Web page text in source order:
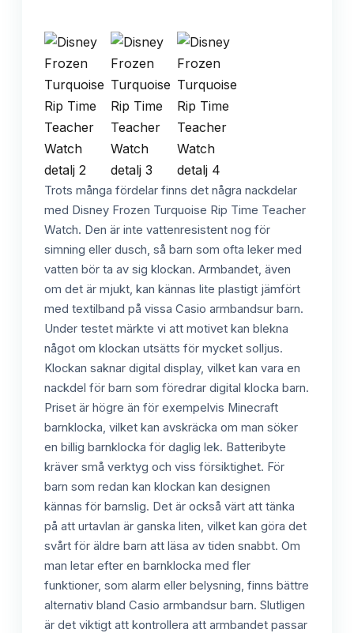
Trots många fördelar finns det några nackdelar
med Disney Frozen Turquoise Rip Time Teacher
Watch. Den är inte vattenresistent nog för
simning eller dusch, så barn som ofta leker med
vatten bör ta av sig klockan. Armbandet, även
om det är mjukt, kan kännas lite plastigt jämfört
med textilband på vissa Casio armbandsur barn.
Under testet märkte vi att motivet kan blekna
något om klockan utsätts för mycket solljus.
Klockan saknar digital display, vilket kan vara en
nackdel för barn som föredrar digital klocka barn.
Priset är högre än för exempelvis Minecraft
barnklocka, vilket kan avskräcka om man söker
en billig barnklocka för daglig lek. Batteribyte
kräver små verktyg och viss försiktighet. För
barn som redan kan klockan kan designen
kännas för barnslig. Det är också värt att tänka
på att urtavlan är ganska liten, vilket kan göra det
svårt för äldre barn att läsa av tiden snabbt. Om
man letar efter en barnklocka med fler
funktioner, som alarm eller belysning, finns bättre
alternativ bland Casio armbandsur barn. Slutligen
är det viktigt att kontrollera att armbandet passar